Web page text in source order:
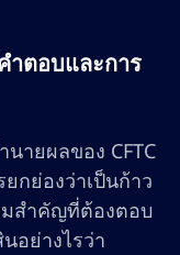
ำตอบและการ
ายผลของ CFTC
กย่องว่าเป็นก้าว
สำคัญที่ต้องตอบ
อย่างไรว่า